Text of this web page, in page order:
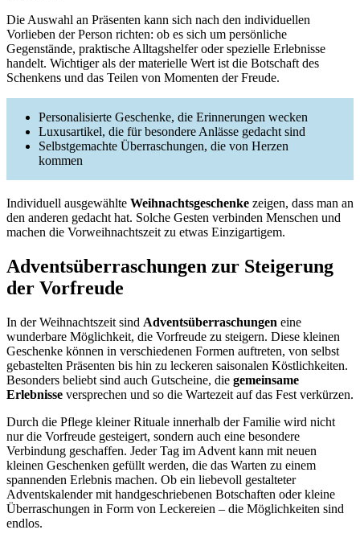
Die Auswahl an Präsenten kann sich nach den individuellen
Vorlieben der Person richten: ob es sich um persönliche
Gegenstände, praktische Alltagshelfer oder spezielle Erlebnisse
handelt. Wichtiger als der materielle Wert ist die Botschaft des
Schenkens und das Teilen von Momenten der Freude.
Personalisierte Geschenke, die Erinnerungen wecken
Luxusartikel, die für besondere Anlässe gedacht sind
Selbstgemachte Überraschungen, die von Herzen
kommen
Individuell ausgewählte Weihnachtsgeschenke zeigen, dass man an
den anderen gedacht hat. Solche Gesten verbinden Menschen und
machen die Vorweihnachtszeit zu etwas Einzigartigem.
Adventsüberraschungen zur Steigerung
der Vorfreude
In der Weihnachtszeit sind Adventsüberraschungen eine
wunderbare Möglichkeit, die Vorfreude zu steigern. Diese kleinen
Geschenke können in verschiedenen Formen auftreten, von selbst
gebastelten Präsenten bis hin zu leckeren saisonalen Köstlichkeiten.
Besonders beliebt sind auch Gutscheine, die gemeinsame
Erlebnisse versprechen und so die Wartezeit auf das Fest verkürzen.
Durch die Pflege kleiner Rituale innerhalb der Familie wird nicht
nur die Vorfreude gesteigert, sondern auch eine besondere
Verbindung geschaffen. Jeder Tag im Advent kann mit neuen
kleinen Geschenken gefüllt werden, die das Warten zu einem
spannenden Erlebnis machen. Ob ein liebevoll gestalteter
Adventskalender mit handgeschriebenen Botschaften oder kleine
Überraschungen in Form von Leckereien – die Möglichkeiten sind
endlos.